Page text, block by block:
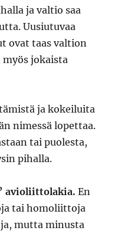
ja valtio saa
Uusiutuvaa
ovat taas valtion
jokaista
ja kokeiluita
nimessä lopettaa.
tai puolesta,
pihalla.
avioliittolakia. En
tai homoliittoja
mutta minusta